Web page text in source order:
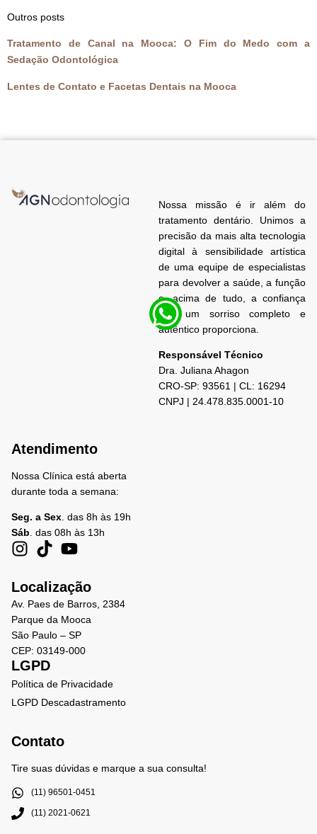
Outros posts
Tratamento de Canal na Mooca: O Fim do Medo com a
Sedação Odontológica
Lentes de Contato e Facetas Dentais na Mooca
Nossa missão é ir além do
tratamento dentário. Unimos a
precisão da mais alta tecnologia
digital à sensibilidade artística
de uma equipe de especialistas
para devolver a saúde, a função
e, acima de tudo, a confiança
que um sorriso completo e
autêntico proporciona.
Responsável Técnico
Dra. Juliana Ahagon
CRO-SP: 93561 | CL: 16294
CNPJ | 24.478.835.0001-10
Atendimento
Nossa Clínica está aberta
durante toda a semana:
Seg. a Sex . das 8h às 19h
Sáb . das 08h às 13h
Localização
Av. Paes de Barros, 2384
Parque da Mooca
São Paulo – SP
CEP: 03149-000
LGPD
Política de Privacidade
LGPD Descadastramento
Contato
Tire suas dúvidas e marque a sua consulta!
(11) 96501-0451
(11) 2021-0621